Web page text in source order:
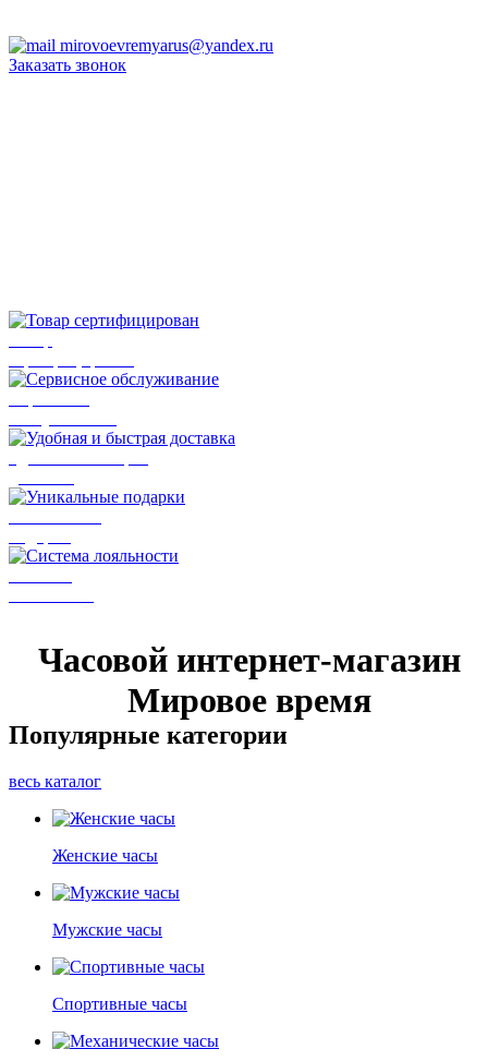
mirovoevremyarus@yandex.ru
Заказать звонок
Часовой интернет-магазин
Мировое время
Популярные категории
весь каталог
Женские часы
Мужские часы
Спортивные часы